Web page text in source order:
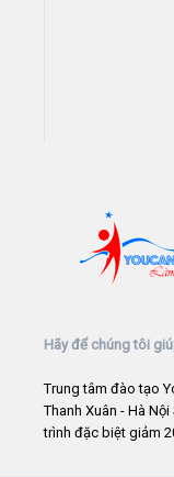
Hãy để chúng tôi
Trung tâm đào tạo
Thanh Xuân - Hà
trình đặc biệt giảm